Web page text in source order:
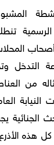
التدخل
من
هذه